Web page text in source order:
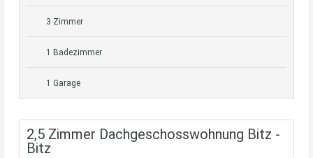
3 Zimmer
1 Badezimmer
1 Garage
2,5 Zimmer Dachgeschosswohnung Bitz -
Bitz